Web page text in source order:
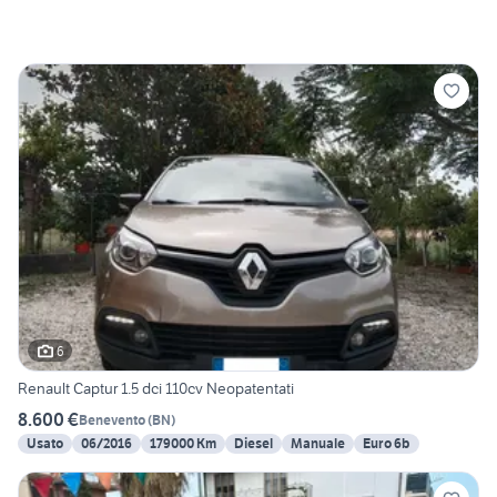
6
Renault Captur 1.5 dci 110cv Neopatentati
8.600 €Benevento(BN)
Usato
06/2016 179000 Km Diesel Manuale Euro 6b